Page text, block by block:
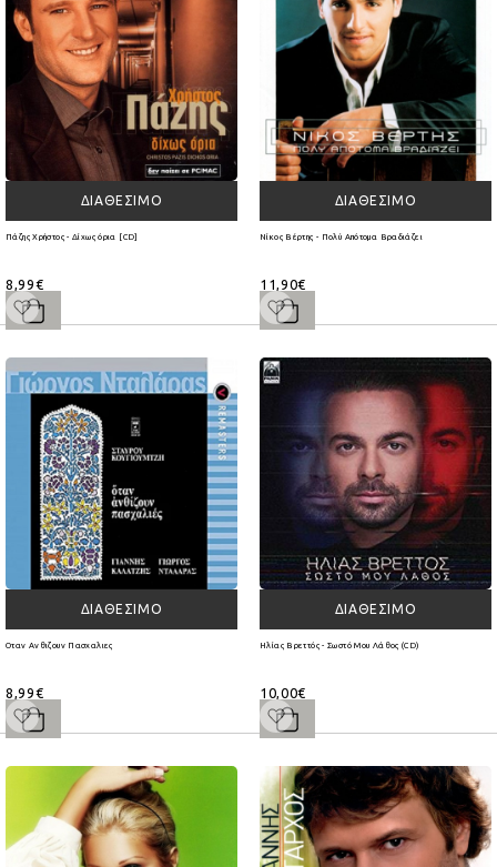
ΔΙΑΘΈΣΙΜΟ
Πάζης Χρήστος - Δίχως όρια [CD]
8,99€
ΔΙΑΘΈΣΙΜΟ
Νίκος Βέρτης - Πολύ Απότομα Βραδιάζει
11,90€
ΔΙΑΘΈΣΙΜΟ
Οταν Ανθιζουν Πασχαλιες
8,99€
ΔΙΑΘΈΣΙΜΟ
Ηλίας Βρεττός - Σωστό Μου Λάθος (CD)
10,00€